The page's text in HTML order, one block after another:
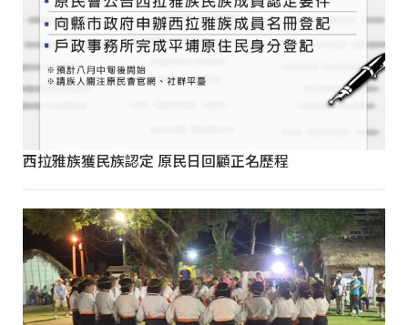
西拉雅族獲民族認定 原民日回顧正名歷程